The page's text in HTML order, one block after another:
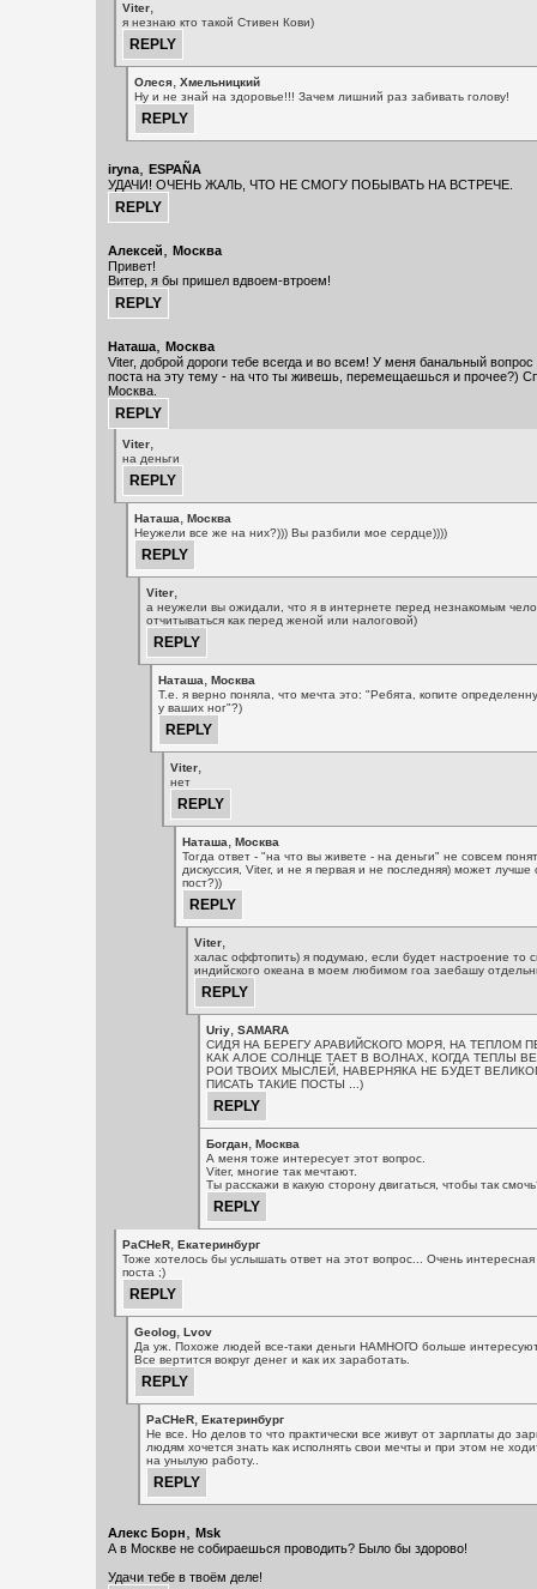
Viter,
я незнаю кто такой Стивен Кови)
Олеся, Хмельницкий
Ну и не знай на здоровье!!! Зачем лишний раз забивать голову!
iryna, ESPAÑA
УДАЧИ! ОЧЕНЬ ЖАЛЬ, ЧТО НЕ СМОГУ ПОБЫВАТЬ НА ВСТРЕЧЕ.
Алексей, Москва
Привет!
Витер, я бы пришел вдвоем-втроем!
Наташа, Москва
Viter, доброй дороги тебе всегда и во всем! У меня банальный
поста на эту тему - на что ты живешь, перемещаешься и прочее?)
Москва.
Viter,
на деньги
Наташа, Москва
Неужели все же на них?))) Вы разбили мое сердце))))
Viter,
а неужели вы ожидали, что я в интернете перед незнакомым
отчитываться как перед женой или налоговой)
Наташа, Москва
Т.е. я верно поняла, что мечта это: "Ребята, копите
у ваших ног"?)
Viter,
нет
Наташа, Москва
Тогда ответ - "на что вы живете - на деньги" не совсем
дискуссия, Viter, и не я первая и не последняя) может лучше
пост?))
Viter,
халас оффтопить) я подумаю, если будет настроение то
индийского океана в моем любимом гоа заебашу
Uriy, SAMARA
СИДЯ НА БЕРЕГУ АРАВИЙСКОГО МОРЯ, НА ТЕПЛОМ
КАК АЛОЕ СОЛНЦЕ ТАЕТ В ВОЛНАХ, КОГДА ТЕПЛЫ
РОИ ТВОИХ МЫСЛЕЙ, НАВЕРНЯКА НЕ БУДЕТ
ПИСАТЬ ТАКИЕ ПОСТЫ ...)
Богдан, Москва
А меня тоже интересует этот вопрос.
Viter, многие так мечтают.
Ты расскажи в какую сторону двигаться, чтобы так
PaCHeR, Екатеринбург
Тоже хотелось бы услышать ответ на этот вопрос... Очень интересная
поста ;)
Geolog, Lvov
Да уж. Похоже людей все-таки деньги НАМНОГО больше
Все вертится вокруг денег и как их заработать.
PaCHeR, Екатеринбург
Не все. Но делов то что практически все живут от зарплаты до
людям хочется знать как исполнять свои мечты и при этом не
на унылую работу..
Алекс Борн, Msk
А в Москве не собираешься проводить? Было бы здорово!
Удачи тебе в твоём деле!